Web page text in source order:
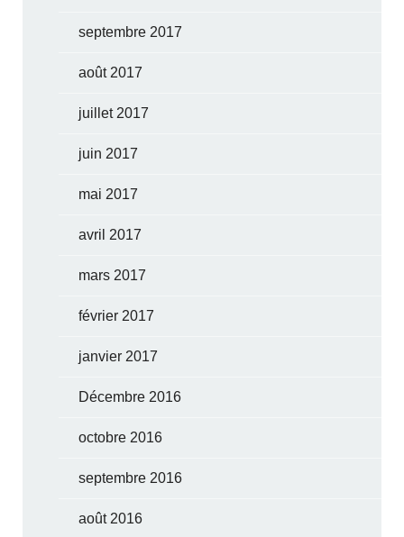
septembre 2017
août 2017
juillet 2017
juin 2017
mai 2017
avril 2017
mars 2017
février 2017
janvier 2017
Décembre 2016
octobre 2016
septembre 2016
août 2016